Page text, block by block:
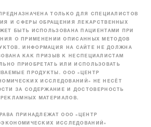
ТОЛЬКО ДЛЯ СПЕЦИАЛИСТОВ
И СФЕРЫ ОБРАЩЕНИЯ ЛЕКАРСТВЕННЫХ
БЫТЬ ИСПОЛЬЗОВАНА ПАЦИЕНТАМИ ПРИ
О ПРИМЕНЕНИИ ОПИСАННЫХ МЕТОДОВ
ИНФОРМАЦИЯ НА САЙТЕ НЕ ДОЛЖНА
КАК ПРИЗЫВ К НЕСПЕЦИАЛИСТАМ
ПРИОБРЕТАТЬ ИЛИ ИСПОЛЬЗОВАТЬ
ПРОДУКТЫ. ООО «ЦЕНТР
ИССЛЕДОВАНИЙ» НЕ НЕСЁТ
ЗА СОДЕРЖАНИЕ И ДОСТОВЕРНОСТЬ
РЕКЛАМНЫХ МАТЕРИАЛОВ.
ПРИНАДЛЕЖАТ ООО «ЦЕНТР
ИССЛЕДОВАНИЙ»